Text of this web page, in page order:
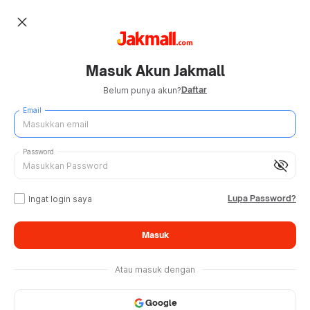
close
Masuk Akun Jakmall
Belum punya akun?Daftar
Email
visibility_off
Password
Ingat login saya Lupa Password?
Masuk
Atau masuk dengan
Google